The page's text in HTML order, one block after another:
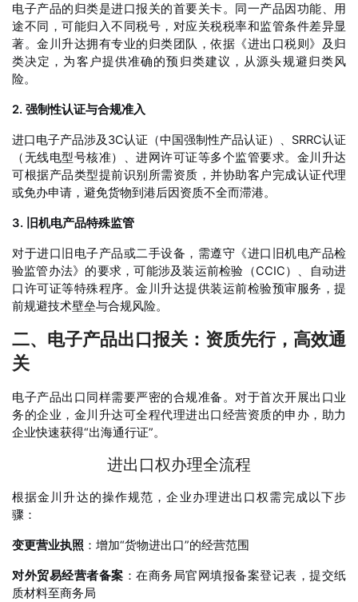
电子产品的归类是进口报关的首要关卡。同一产品因功能、用
途不同，可能归入不同税号，对应关税税率和监管条件差异显
著。金川升达拥有专业的归类团队，依据《进出口税则》及归
类决定，为客户提供准确的预归类建议，从源头规避归类风
险。
2. 强制性认证与合规准入
进口电子产品涉及3C认证（中国强制性产品认证）、SRRC认证
（无线电型号核准）、进网许可证等多个监管要求。金川升达
可根据产品类型提前识别所需资质，并协助客户完成认证代理
或免办申请，避免货物到港后因资质不全而滞港。
3. 旧机电产品特殊监管
对于进口旧电子产品或二手设备，需遵守《进口旧机电产品检
验监管办法》的要求，可能涉及装运前检验（CCIC）、自动进
口许可证等特殊程序。金川升达提供装运前检验预审服务，提
前规避技术壁垒与合规风险。
二、电子产品出口报关：资质先行，高效通
关
电子产品出口同样需要严密的合规准备。对于首次开展出口业
务的企业，金川升达可全程代理进出口经营资质的申办，助力
企业快速获得“出海通行证”。
进出口权办理全流程
根据金川升达的操作规范，企业办理进出口权需完成以下步
骤 ：
变更营业执照 ：增加“货物进出口”的经营范围
对外贸易经营者备案 ：在商务局官网填报备案登记表，提交纸
质材料至商务局